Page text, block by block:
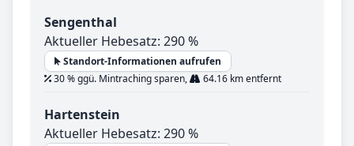
Sengenthal
Aktueller Hebesatz: 290 %
Standort-Informationen aufrufen
30 % ggü. Mintraching sparen,
64.16 km entfernt
Hartenstein
Aktueller Hebesatz: 290 %